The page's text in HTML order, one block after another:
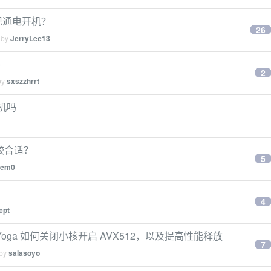
电开机？
JerryLee13
26
sxszzhrrt
2
吗
适？
5
4
如何关闭小核开启 AVX512，以及提高性能释放
salasoyo
7